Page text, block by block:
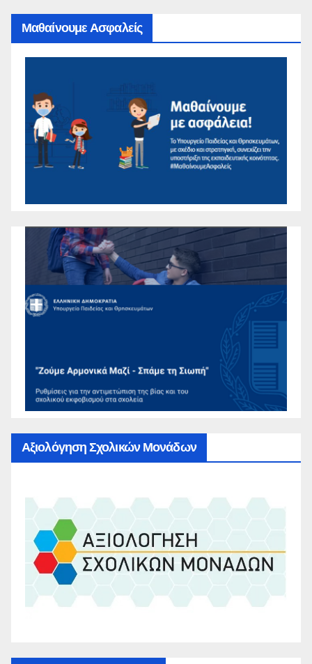
Μαθαίνουμε Ασφαλείς
Αξιολόγηση Σχολικών Μονάδων